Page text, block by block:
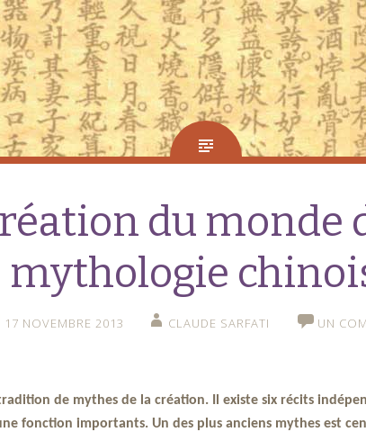
du monde
mythologie
17 NOVEMBRE 2013 CLAUDE SARFATI UN
de mythes de la création. Il existe six récits
fonction importants. Un des plus anciens mythes est